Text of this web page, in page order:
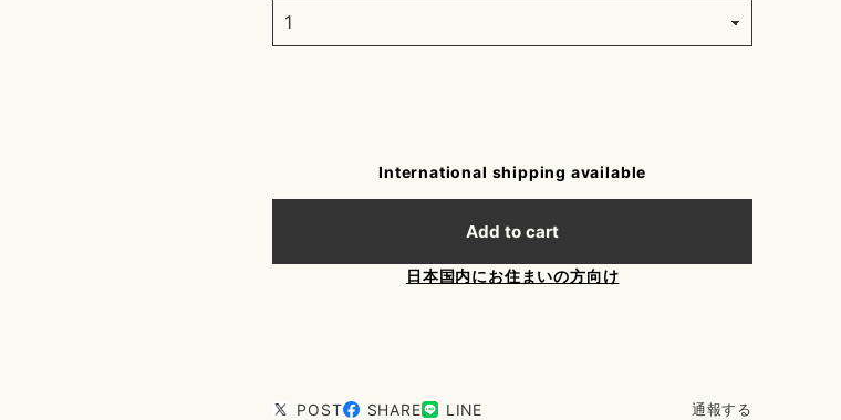
International shipping available
Add to cart
日本国内にお住まいの方向け
POST SHARE LINE 通報する